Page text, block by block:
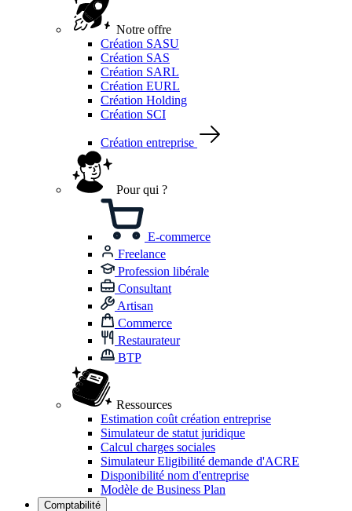
Notre offre
Création SASU
Création SAS
Création SARL
Création EURL
Création Holding
Création SCI
Création entreprise
Pour qui ?
E-commerce
Freelance
Profession libérale
Consultant
Artisan
Commerce
Restaurateur
BTP
Ressources
Estimation coût création entreprise
Simulateur de statut juridique
Calcul charges sociales
Simulateur Eligibilité demande d'ACRE
Disponibilité nom d'entreprise
Modèle de Business Plan
Comptabilité